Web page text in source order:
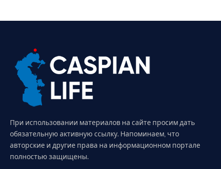
При использовании материалов на сайте просим дать
обязательную активную ссылку. Напоминаем, что
авторские и другие права на информационном портале
полностью защищены.